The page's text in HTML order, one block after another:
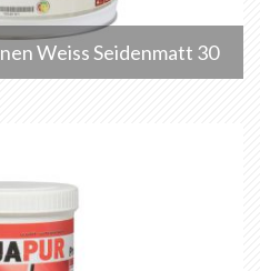
Weiss Seidenmatt 30